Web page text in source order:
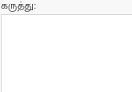
கருத்து: